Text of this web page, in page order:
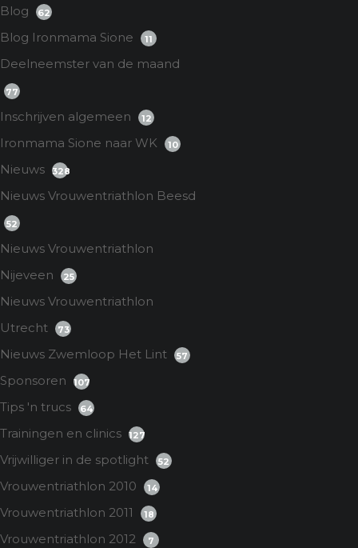
Blog 62
Blog Ironmama Sione 11
Deelneemster van de maand
77
Inschrijven algemeen 12
Ironmama Sione naar WK 10
Nieuws 328
Nieuws Vrouwentriathlon Beesd
52
Nieuws Vrouwentriathlon
Nijeveen
25
Nieuws Vrouwentriathlon
Utrecht
73
Nieuws Zwemloop Het Lint 57
Sponsoren 107
Tips 'n trucs 64
Trainingen en clinics 127
Vrijwilliger in de spotlight 52
Vrouwentriathlon 2010 14
Vrouwentriathlon 2011 18
Vrouwentriathlon 2012 7